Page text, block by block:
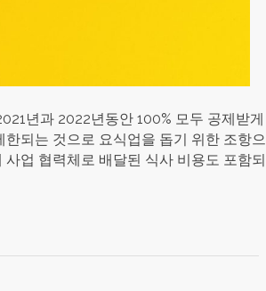
년과 2022년동안 100% 모두 공제받게
되는 것으로 요식업을 돕기 위한 조항으
업 협력체로 배달된 식사 비용도 포함되